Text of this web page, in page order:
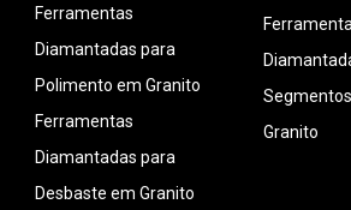
Ferramentas
Diamantadas para
Polimento em Granito
Ferramentas
Diamantadas para
Desbaste em Granito
Granito